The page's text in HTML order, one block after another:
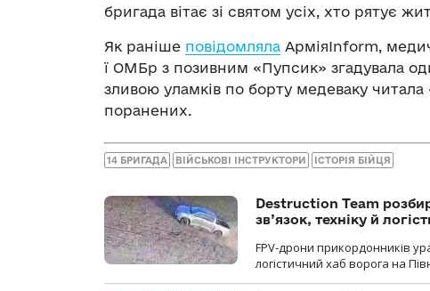
бригада вітає зі святом усіх, хто рятує
Як раніше повідомляла АрміяInform,
ї ОМБр з позивним «Пупсик» згадувала
зливою уламків по борту медеваку
поранених.
14 БРИГАДА ВІЙСЬКОВІ ІНСТРУКТОРИ ІСТОРІЯ БІЙЦЯ
Destruction Team
зв’язок, техніку й
FPV-дрони прикордонників
логістичний хаб ворога на